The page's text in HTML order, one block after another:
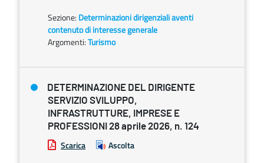
Sezione: Determinazioni dirigenziali aventi
contenuto di interesse generale
Argomenti:Turismo
DETERMINAZIONE DEL DIRIGENTE
SERVIZIO SVILUPPO,
INFRASTRUTTURE, IMPRESE E
PROFESSIONI 28 aprile 2026, n. 124
Scarica Ascolta